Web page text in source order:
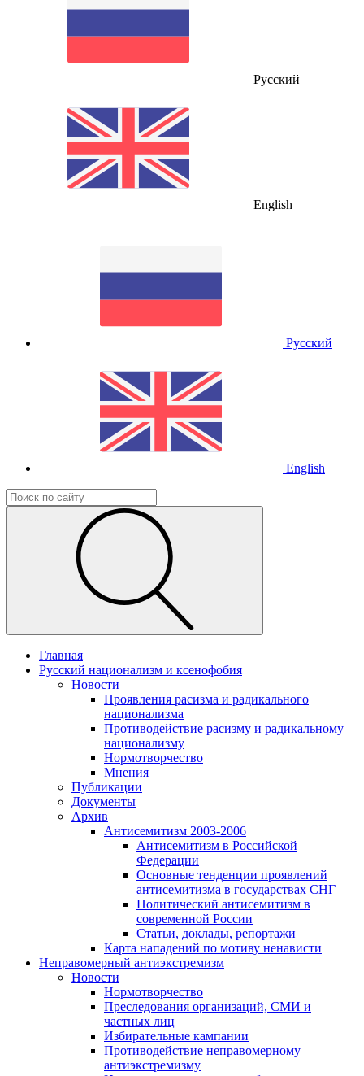
Русский
English
Русский
English
Главная
Русский национализм и ксенофобия
Новости
Проявления расизма и радикального
национализма
Противодействие расизму и радикальному
национализму
Нормотворчество
Мнения
Публикации
Документы
Архив
Антисемитизм 2003-2006
Антисемитизм в Российской
Федерации
Основные тенденции проявлений
антисемитизма в государствах СНГ
Политический антисемитизм в
современной России
Статьи, доклады, репортажи
Карта нападений по мотиву ненависти
Неправомерный антиэкстремизм
Новости
Нормотворчество
Преследования организаций, СМИ и
частных лиц
Избирательные кампании
Противодействие неправомерному
антиэкстремизму